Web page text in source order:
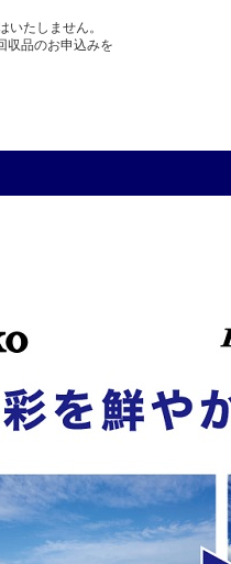
たしません。
収品のお申込みを